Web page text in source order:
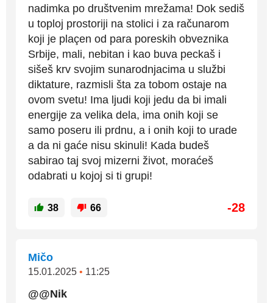
nadimka po društvenim mrežama! Dok sediš
u toploj prostoriji na stolici i za računarom
koji je plaçen od para poreskih obveznika
Srbije, mali, nebitan i kao buva peckaš i
sišeš krv svojim sunarodnjacima u službi
diktature, razmisli šta za tobom ostaje na
ovom svetu! Ima ljudi koji jedu da bi imali
energije za velika dela, ima onih koji se
samo poseru ili prdnu, a i onih koji to urade
a da ni gaće nisu skinuli! Kada budeš
sabirao taj svoj mizerni život, moraćeš
odabrati u kojoj si ti grupi!
38 66 -28
Mičo
15.01.2025 • 11:25
@@Nik